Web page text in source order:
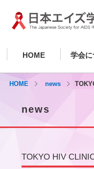
HOME 学会
HOME news
news
TOKYO HIV